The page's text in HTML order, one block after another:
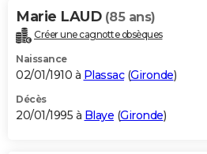
Marie LAUD (85 ans)
Créer une cagnotte obsèques
Naissance
02/01/1910 à Plassac(Gironde)
Décès
20/01/1995 à Blaye (Gironde)